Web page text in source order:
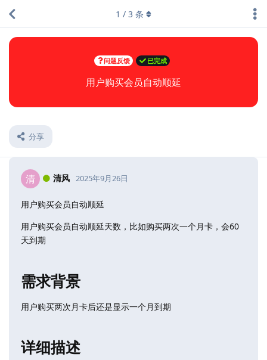
问题反馈 已完成
用户购买会员自动顺延
分享
1 / 3 条
清 清风 2025年9月26日
用户购买会员自动顺延
用户购买会员自动顺延天数，比如购买两次一个月卡，会60
天到期
需求背景
用户购买两次月卡后还是显示一个月到期
详细描述